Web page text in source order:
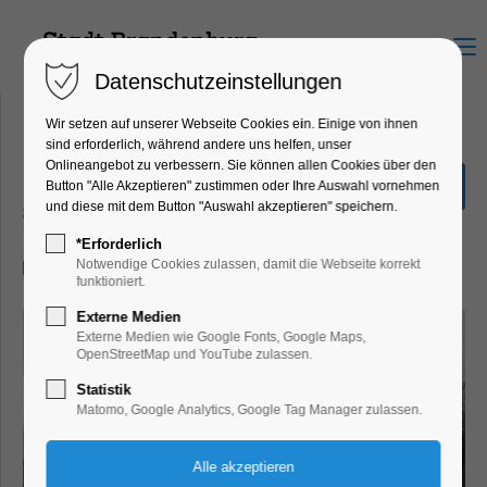
Menu
Stadtrundfahrt
Schiffrundfahrt
15.06.2025, 14:00–16:00
Datenschutzeinstellungen
Wir setzen auf unserer Webseite Cookies ein. Einige von ihnen
sind erforderlich, während andere uns helfen, unser
Onlineangebot zu verbessern. Sie können allen Cookies über den
Button "Alle Akzeptieren" zustimmen oder Ihre Auswahl vornehmen
und diese mit dem Button "Auswahl akzeptieren" speichern.
*Erforderlich
Notwendige Cookies zulassen, damit die Webseite korrekt
funktioniert.
Externe Medien
Externe Medien wie Google Fonts, Google Maps,
OpenStreetMap und YouTube zulassen.
Statistik
Matomo, Google Analytics, Google Tag Manager zulassen.